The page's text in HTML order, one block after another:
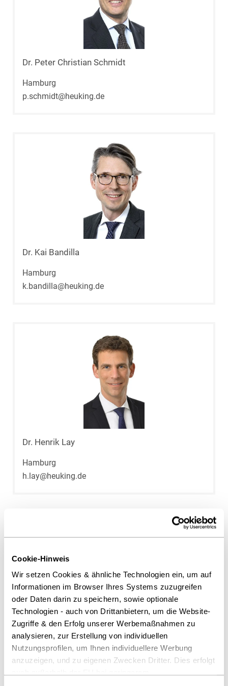
Cookie-Hinweis
Wir setzen Cookies & ähnliche Technologien ein, um auf
Informationen im Browser Ihres Systems zuzugreifen
oder Daten darin zu speichern, sowie optionale
Technologien - auch von Drittanbietern, um die Website-
Zugriffe & den Erfolg unserer Werbemaßnahmen zu
analysieren, zur Erstellung von individuellen
Nutzungsprofilen, um Ihnen individuellere Werbung
anzuzeigen, und zu eigenen Zwecken Dritter. Dies erfolgt
Dr. Peter Christian Schmidt
Hamburg
p.schmidt@heuking.de
Dr. Kai Bandilla
Hamburg
k.bandilla@heuking.de
Dr. Henrik Lay
Hamburg
h.lay@heuking.de
Dr. Stefan Bretthauer
Hamburg
s.bretthauer@heuking.de